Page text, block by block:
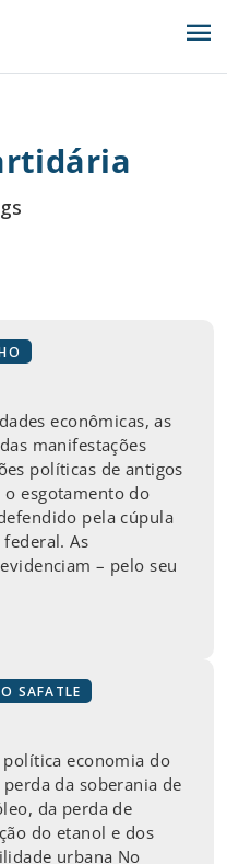
menu
econômicas, as
manifestações
políticas de antigos
esgotamento do
pela cúpula
As
– pelo seu
SAFATLE
política economia do
da soberania de
da perda de
do etanol e dos
urbana No